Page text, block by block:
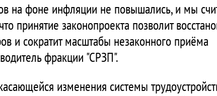
на фоне инфляции не повышались, и мы
принятие законопроекта позволит
и сократит масштабы незаконного приёма
фракции "СРЗП".
изменения системы